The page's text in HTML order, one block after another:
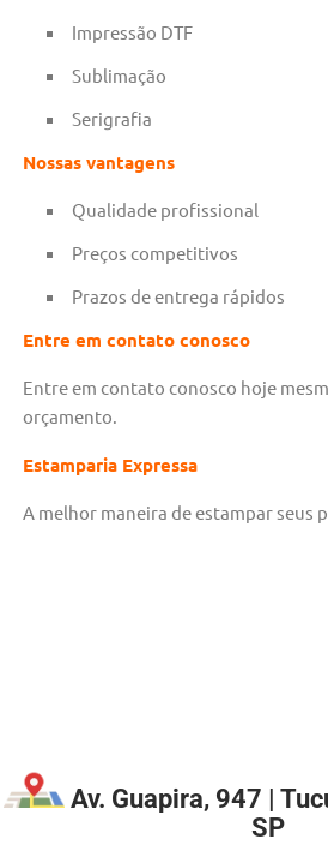
Impressão DTF
Sublimação
Serigrafia
Nossas vantagens
Qualidade profissional
Preços competitivos
Prazos de entrega rápidos
Entre em contato conosco
Entre em contato conosco hoje
orçamento.
Estamparia Expressa
A melhor maneira de estampar seus
Av. Guapira, 947 |
SP